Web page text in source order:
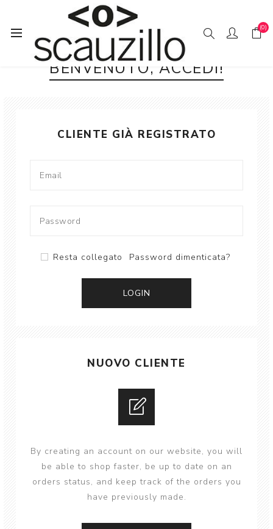
(0)
BENVENUTO, ACCEDI!
CLIENTE GIÀ REGISTRATO
Resta collegato Password dimenticata?
NUOVO CLIENTE
By creating an account on our website, you will
be able to shop faster, be up to date on an
orders status, and keep track of the orders you
have previously made.